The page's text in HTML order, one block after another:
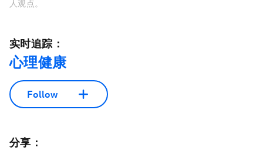
人观点。
实时追踪：
心理健康
Follow
分享：